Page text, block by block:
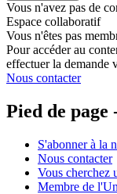
Vous n'avez pas de
Espace collaboratif
Vous n'êtes pas
Pour accéder au
effectuer la demande
Nous contacter
Pied de page
S'abonner à la
Nous contacter
Vous cherchez
Membre de